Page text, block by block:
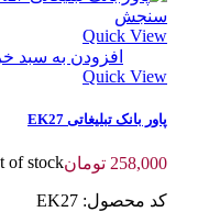
سنجش
Quick View
افزودن به سبد
Quick View
پاور بانک تبلیغاتی EK27
258,000 تومانof stock
کد محصول: EK27